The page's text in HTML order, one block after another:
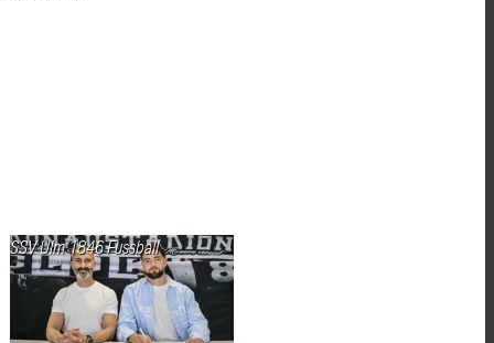
SSV Ulm 1846 Fussball